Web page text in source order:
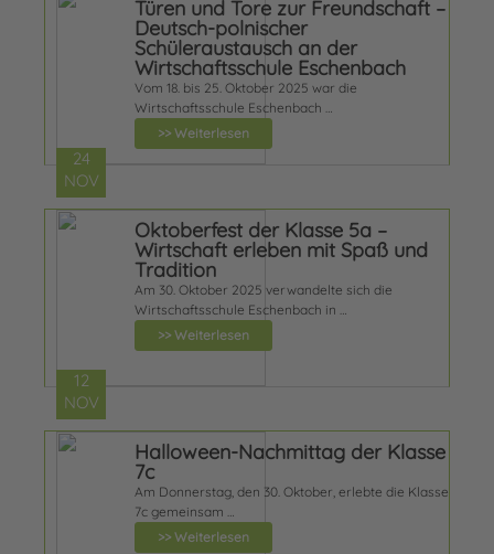
24
NOV
Türen und Tore zur Freundschaft –
Deutsch-polnischer
Schüleraustausch an der
Wirtschaftsschule Eschenbach
Vom 18. bis 25. Oktober 2025 war die
Wirtschaftsschule Eschenbach …
>> Weiterlesen
12
NOV
Oktoberfest der Klasse 5a –
Wirtschaft erleben mit Spaß und
Tradition
Am 30. Oktober 2025 verwandelte sich die
Wirtschaftsschule Eschenbach in …
>> Weiterlesen
Halloween-Nachmittag der Klasse
7c
Am Donnerstag, den 30. Oktober, erlebte die Klasse
7c gemeinsam …
>> Weiterlesen